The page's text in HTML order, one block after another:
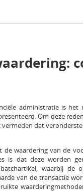
administratie is het
Om deze
dat
waardering van de
is dat deze worden
batchartikel, waarbij
van de transactie